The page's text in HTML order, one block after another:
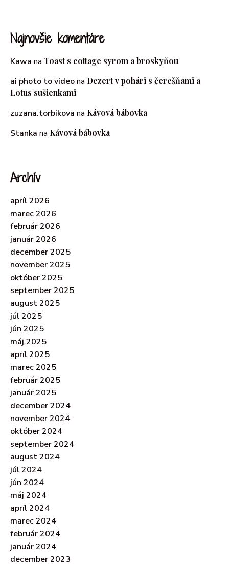
Najnovšie komentáre
Kawa na Toast s cottage syrom a broskyňou
ai photo to videona Dezert v pohári s čerešňami a
Lotus sušienkami
zuzana.torbikova na Kávová bábovka
Stanka na Kávová bábovka
Archív
apríl 2026
marec 2026
február 2026
január 2026
december 2025
november 2025
október 2025
september 2025
august 2025
júl 2025
jún 2025
máj 2025
apríl 2025
marec 2025
február 2025
január 2025
december 2024
november 2024
október 2024
september 2024
august 2024
júl 2024
jún 2024
máj 2024
apríl 2024
marec 2024
február 2024
január 2024
december 2023